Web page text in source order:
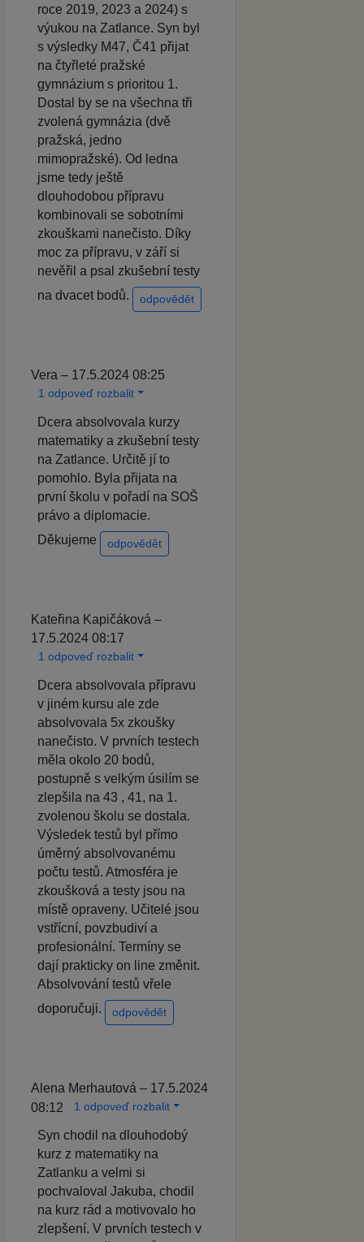
roce 2019, 2023 a 2024) s
výukou na Zatlance. Syn byl
s výsledky M47, Č41 přijat
na čtyřleté pražské
gymnázium s prioritou 1.
Dostal by se na všechna tři
zvolená gymnázia (dvě
pražská, jedno
mimopražské). Od ledna
jsme tedy ještě
dlouhodobou přípravu
kombinovali se sobotními
zkouškami nanečisto. Díky
moc za přípravu, v září si
nevěřil a psal zkušební testy
na dvacet bodů.
odpovědět
Vera – 17.5.2024 08:25
1 odpoveď rozbalit
Dcera absolvovala kurzy
matematiky a zkušební testy
na Zatlance. Určitě jí to
pomohlo. Byla přijata na
první školu v pořadí na SOŠ
právo a diplomacie.
Děkujeme
odpovědět
Kateřina Kapičáková –
17.5.2024 08:17
1 odpoveď rozbalit
Dcera absolvovala přípravu
v jiném kursu ale zde
absolvovala 5x zkoušky
nanečisto. V prvních testech
měla okolo 20 bodů,
postupně s velkým úsilím se
zlepšila na 43 , 41, na 1.
zvolenou školu se dostala.
Výsledek testů byl přímo
úměrný absolvovanému
počtu testů. Atmosféra je
zkoušková a testy jsou na
místě opraveny. Učitelé jsou
vstřícní, povzbudiví a
profesionální. Termíny se
dají prakticky on line změnit.
Absolvování testů vřele
doporučuji.
odpovědět
Alena Merhautová – 17.5.2024
08:12
1 odpoveď rozbalit
Syn chodil na dlouhodobý
kurz z matematiky na
Zatlanku a velmi si
pochvaloval Jakuba, chodil
na kurz rád a motivovalo ho
zlepšení. V prvních testech v